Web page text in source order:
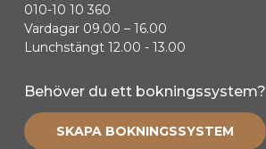
010-10 10 360
Vardagar 09.00 – 16.00
Lunchstängt 12.00 - 13.00
Behöver du ett bokningssystem?
SKAPA BOKNINGSSYSTEM